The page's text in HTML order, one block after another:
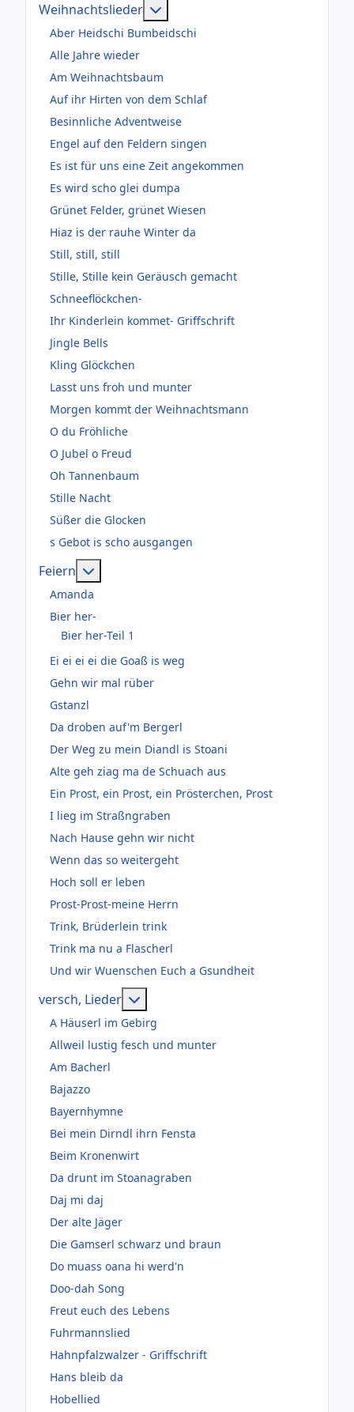
Weihnachtslieder
Aber Heidschi Bumbeidschi
Alle Jahre wieder
Am Weihnachtsbaum
Auf ihr Hirten von dem Schlaf
Besinnliche Adventweise
Engel auf den Feldern singen
Es ist für uns eine Zeit angekommen
Es wird scho glei dumpa
Grünet Felder, grünet Wiesen
Hiaz is der rauhe Winter da
Still, still, still
Stille, Stille kein Geräusch gemacht
Schneeflöckchen-
Ihr Kinderlein kommet- Griffschrift
Jingle Bells
Kling Glöckchen
Lasst uns froh und munter
Morgen kommt der Weihnachtsmann
O du Fröhliche
O Jubel o Freud
Oh Tannenbaum
Stille Nacht
Süßer die Glocken
s Gebot is scho ausgangen
Feiern
Amanda
Bier her-
Bier her-Teil 1
Ei ei ei ei die Goaß is weg
Gehn wir mal rüber
Gstanzl
Da droben auf'm Bergerl
Der Weg zu mein Diandl is Stoani
Alte geh ziag ma de Schuach aus
Ein Prost, ein Prost, ein Prösterchen, Prost
I lieg im Straßngraben
Nach Hause gehn wir nicht
Wenn das so weitergeht
Hoch soll er leben
Prost-Prost-meine Herrn
Trink, Brüderlein trink
Trink ma nu a Flascherl
Und wir Wuenschen Euch a Gsundheit
versch, Lieder
A Häuserl im Gebirg
Allweil lustig fesch und munter
Am Bacherl
Bajazzo
Bayernhymne
Bei mein Dirndl ihrn Fensta
Beim Kronenwirt
Da drunt im Stoanagraben
Daj mi daj
Der alte Jäger
Die Gamserl schwarz und braun
Do muass oana hi werd'n
Doo-dah Song
Freut euch des Lebens
Fuhrmannslied
Hahnpfalzwalzer - Griffschrift
Hans bleib da
Hobellied